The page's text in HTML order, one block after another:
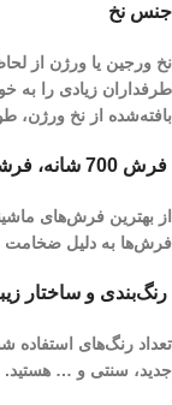
جنس نخ
نخ ورجین یا ورژن از
طرفداران زیادی را به
بافته‌شده از نخ ورژن،
فرش 700 شانه، فرشی با دوام، با کیفیت و ظاهری زیبا
فرش‌ها به دلیل ضخامت
رنگ‌بندی و ساختار
جدید، سنتی و … هستید.